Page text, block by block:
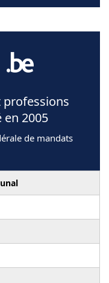
professions
en 2005
de mandats